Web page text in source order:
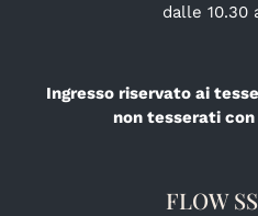
dalle 10.30
Ingresso riservato ai
non tesserati
FLOW